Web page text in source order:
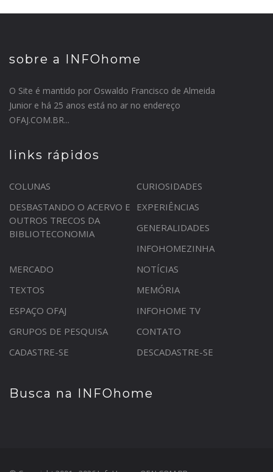
sobre a INFOhome
O Site é mantido por Oswaldo Francisco de Almeida
Junior e há 25 anos está no ar no endereço
OFAJ.COM.BR...
links rápidos
COLUNAS
CURIOSIDADES
DESBASTANDO O ACERVO E
OUTROS TRECOS DA
BIBLIOTECONOMIA
EXPERIÊNCIAS
GENERALIDADES
INFOHOMEZINHA
MERCADO
NOTÍCIAS
TEXTOS
MEMÓRIA
ESPAÇO OFAJ
INFOHOME TV
GRUPOS DE PESQUISA
CONTATO
CADASTRE-SE
DESCADASTRE-SE
Busca na INFOhome